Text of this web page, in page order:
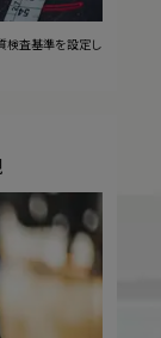
検査基準を設定し